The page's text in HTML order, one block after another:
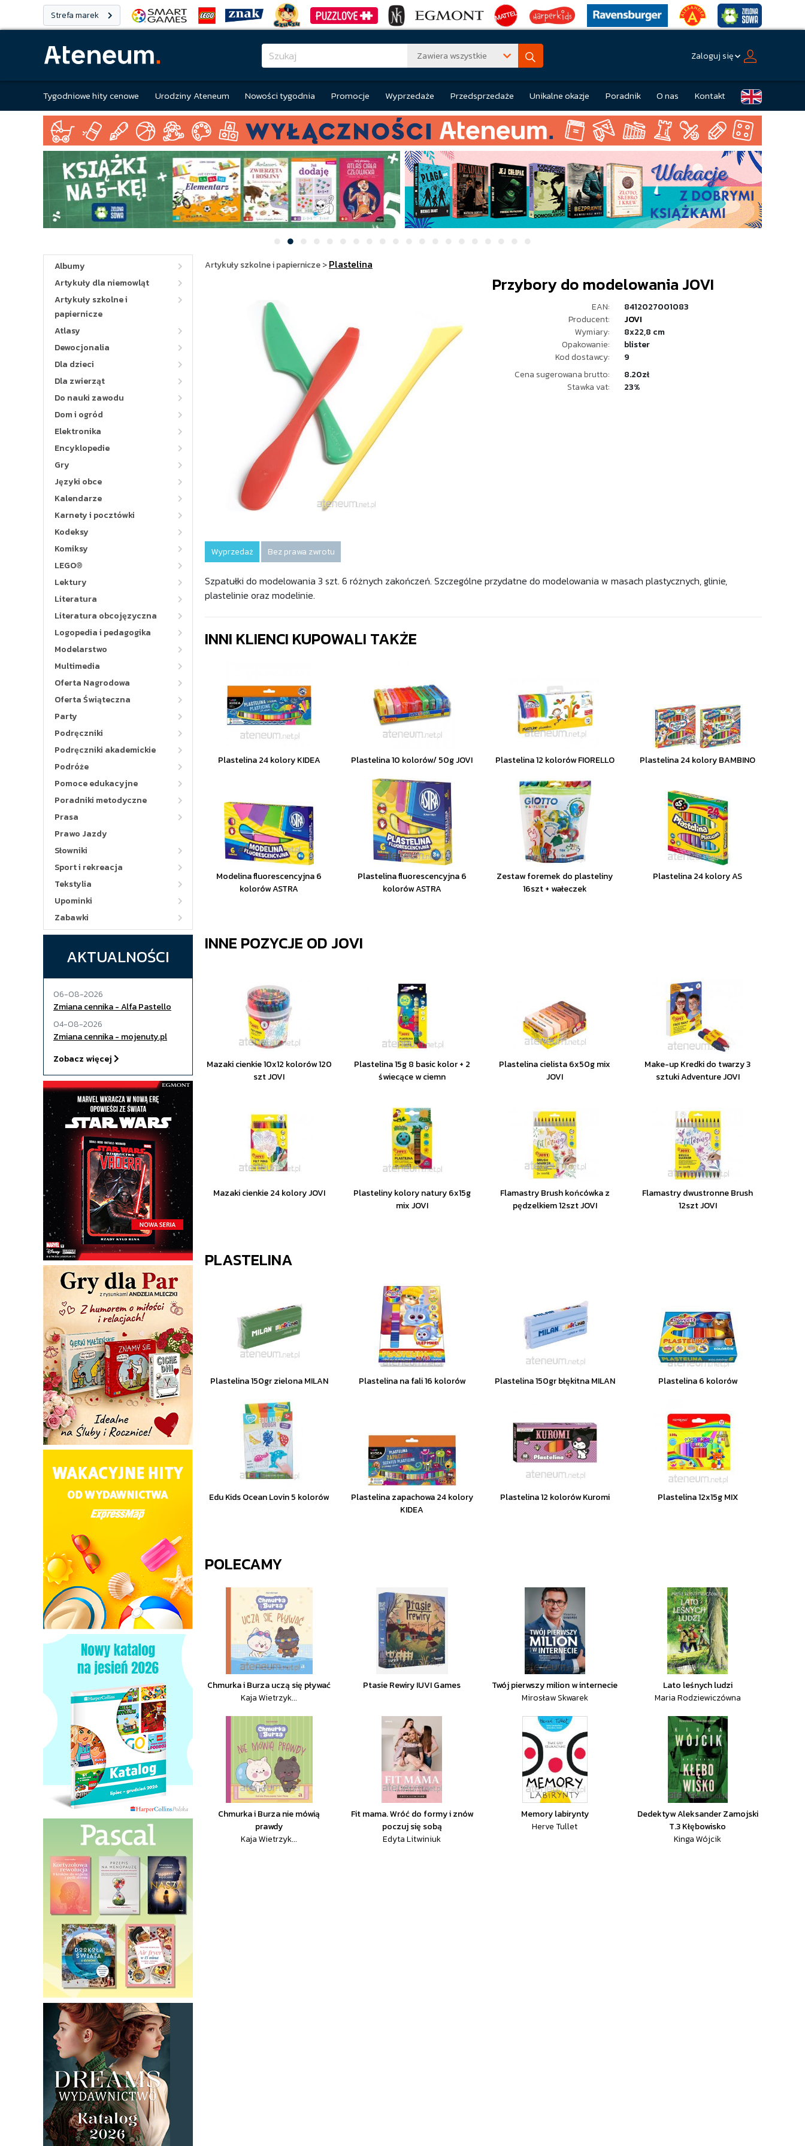
Strefa marek
Zawiera wszystkie Zaloguj się
Tygodniowe hity cenowe Urodziny Ateneum Nowości tygodnia Promocje Wyprzedaże Przedsprzedaże Unikalne okazje Poradnik O nas Kontakt
Albumy
Artykuły dla niemowląt
Artykuły szkolne i
papiernicze
Atlasy
Dewocjonalia
Dla dzieci
Dla zwierząt
Do nauki zawodu
Dom i ogród
Elektronika
Encyklopedie
Gry
Języki obce
Kalendarze
Karnety i pocztówki
Kodeksy
Komiksy
LEGO®
Lektury
Literatura
Literatura obcojęzyczna
Logopedia i pedagogika
Modelarstwo
Multimedia
Oferta Nagrodowa
Oferta Świąteczna
Party
Podręczniki
Podręczniki akademickie
Podróże
Pomoce edukacyjne
Poradniki metodyczne
Prasa
Prawo Jazdy
Słowniki
Sport i rekreacja
Tekstylia
Upominki
Zabawki
AKTUALNOŚCI
06-08-2026
Zmiana cennika - Alfa Pastello
04-08-2026
Zmiana cennika - mojenuty.pl
Zobacz więcej
Artykuły szkolne i papiernicze>Plastelina
Przybory do modelowania JOVI
EAN:
8412027001083
Producent:
JOVI
Wymiary:
8x22,8 cm
Opakowanie:
blister
Kod dostawcy:
9
Cena sugerowana brutto:
8.20zł
Stawka vat:
23%
Wyprzedaż Bez prawa zwrotu
Szpatułki do modelowania 3 szt. 6 różnych zakończeń. Szczególne przydatne do modelowania w masach plastycznych, glinie,
plastelinie oraz modelinie.
INNI KLIENCI KUPOWALI TAKŻE
Plastelina 24 kolory KIDEA Plastelina 10 kolorów/ 50g JOVI Plastelina 12 kolorów FIORELLO Plastelina 24 kolory BAMBINO
Modelina fluorescencyjna 6
kolorów ASTRA
Plastelina fluorescencyjna 6
kolorów ASTRA
Zestaw foremek do plasteliny
16szt + wałeczek
Plastelina 24 kolory AS
INNE POZYCJE OD JOVI
Mazaki cienkie 10x12 kolorów 120
szt JOVI
Plastelina 15g 8 basic kolor + 2
świecące w ciemn
Plastelina cielista 6x50g mix
JOVI
Make-up Kredki do twarzy 3
sztuki Adventure JOVI
Mazaki cienkie 24 kolory JOVI
Plasteliny kolory natury 6x15g
mix JOVI
Flamastry Brush końcówka z
pędzelkiem 12szt JOVI
Flamastry dwustronne Brush
12szt JOVI
PLASTELINA
Plastelina 150gr zielona MILAN Plastelina na fali 16 kolorów Plastelina 150gr błękitna MILAN Plastelina 6 kolorów
Edu Kids Ocean Lovin 5 kolorów
Plastelina zapachowa 24 kolory
KIDEA
Plastelina 12 kolorów Kuromi Plastelina 12x15g MIX
POLECAMY
Chmurka i Burza uczą się pływać
Kaja Wietrzyk...
Ptasie Rewiry IUVI Games
Twój pierwszy milion w internecie
Mirosław Skwarek
Lato leśnych ludzi
Maria Rodziewiczówna
Chmurka i Burza nie mówią
prawdy
Kaja Wietrzyk...
Fit mama. Wróć do formy i znów
poczuj się sobą
Edyta Litwiniuk
Memory labirynty
Herve Tullet
Dedektyw Aleksander Zamojski
T.3 Kłębowisko
Kinga Wójcik